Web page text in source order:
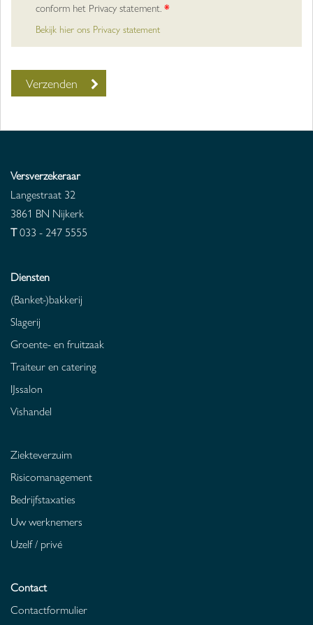
conform het Privacy statement.*
Bekijk hier ons Privacy statement
Versverzekeraar
Langestraat 32
3861 BN Nijkerk
T033 - 247 5555
Diensten
(Banket-)bakkerij
Slagerij
Groente- en fruitzaak
Traiteur en catering
IJssalon
Vishandel
Ziekteverzuim
Risicomanagement
Bedrijfstaxaties
Uw werknemers
Uzelf / privé
Contact
Contactformulier